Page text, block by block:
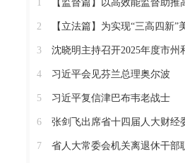
1 【监督篇】以高效能监督助推
2 【立法篇】为实现“三高四新”美好蓝图提
3 沈晓明主持召开2025年度市州和省直行业系统党（工）委书记抓基层党
4 习近平会见芬兰总理奥尔波
5 习近平复信津巴布韦老战士
6 张剑飞出席省十四届人大财经委第十八
7 省人大常委会机关离退休干部职工党总支召开2025年